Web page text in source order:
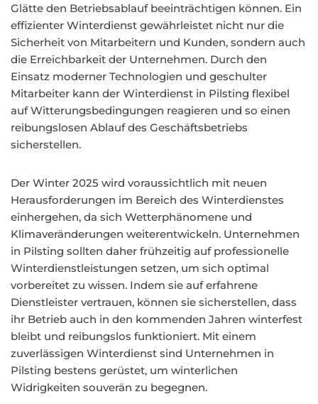
Glätte den Betriebsablauf beeinträchtigen können. Ein
effizienter Winterdienst gewährleistet nicht nur die
Sicherheit von Mitarbeitern und Kunden, sondern auch
die Erreichbarkeit der Unternehmen. Durch den
Einsatz moderner Technologien und geschulter
Mitarbeiter kann der Winterdienst in Pilsting flexibel
auf Witterungsbedingungen reagieren und so einen
reibungslosen Ablauf des Geschäftsbetriebs
sicherstellen.
Der Winter 2025 wird voraussichtlich mit neuen
Herausforderungen im Bereich des Winterdienstes
einhergehen, da sich Wetterphänomene und
Klimaveränderungen weiterentwickeln. Unternehmen
in Pilsting sollten daher frühzeitig auf professionelle
Winterdienstleistungen setzen, um sich optimal
vorbereitet zu wissen. Indem sie auf erfahrene
Dienstleister vertrauen, können sie sicherstellen, dass
ihr Betrieb auch in den kommenden Jahren winterfest
bleibt und reibungslos funktioniert. Mit einem
zuverlässigen Winterdienst sind Unternehmen in
Pilsting bestens gerüstet, um winterlichen
Widrigkeiten souverän zu begegnen.